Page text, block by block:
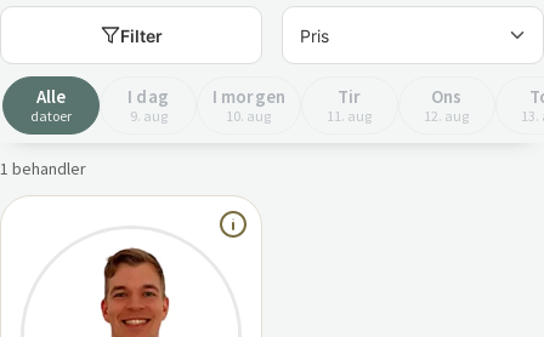
Filter
Alle
datoer
I dag
9. aug
I morgen
10. aug
Tir
11. aug
Ons
12. aug 13.
1 behandler